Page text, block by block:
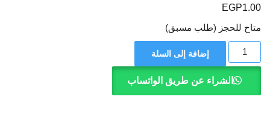
EGP1.00
متاح للحجز (طلب مسبق)
كمية
وحدة
تخزين
حمام
إضافة إلى السلة
الشراء عن طريق الواتساب